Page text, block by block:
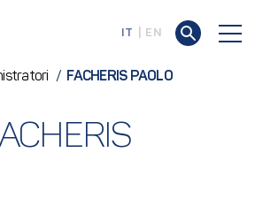
IT EN
/ FACHERIS PAOLO